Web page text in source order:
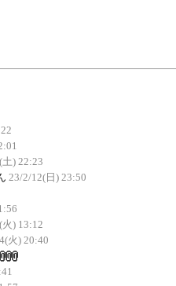
) 22:23
23/2/12(日) 23:50
) 13:12
火) 20:40